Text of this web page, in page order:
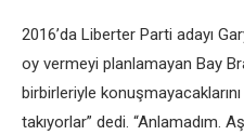
2016’da Liberter Parti adayı
oy vermeyi planlamayan Bay
birbirleriyle
takıyorlar” dedi. “Anlamadım.